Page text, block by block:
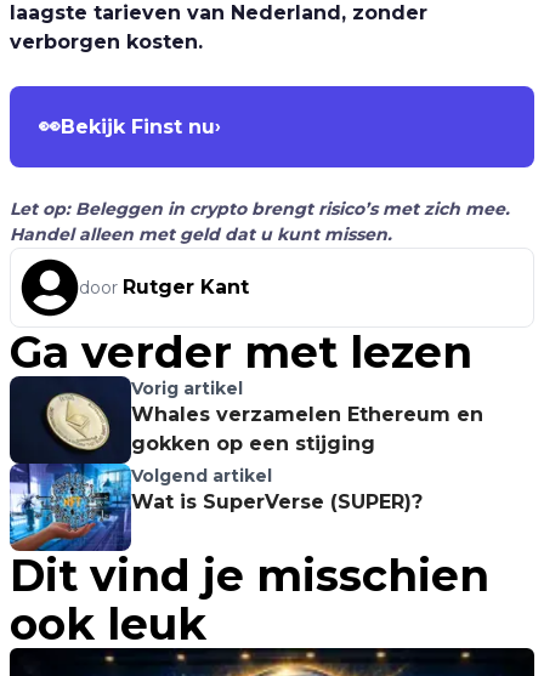
laagste tarieven van Nederland, zonder
verborgen kosten.
👀Bekijk Finst nu›
Let op: Beleggen in crypto brengt risico’s met zich mee.
Handel alleen met geld dat u kunt missen.
door Rutger Kant
Ga verder met lezen
Vorig artikel
Whales verzamelen Ethereum en
gokken op een stijging
Volgend artikel
Wat is SuperVerse (SUPER)?
Dit vind je misschien
ook leuk